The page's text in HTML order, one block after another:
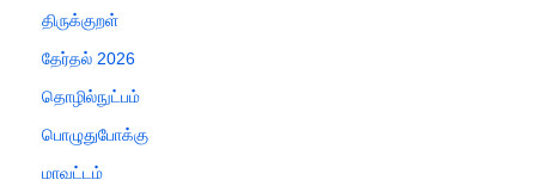
திருக்குறள்
தேர்தல் 2026
தொழில்நுட்பம்
பொழுதுபோக்கு
மாவட்டம்